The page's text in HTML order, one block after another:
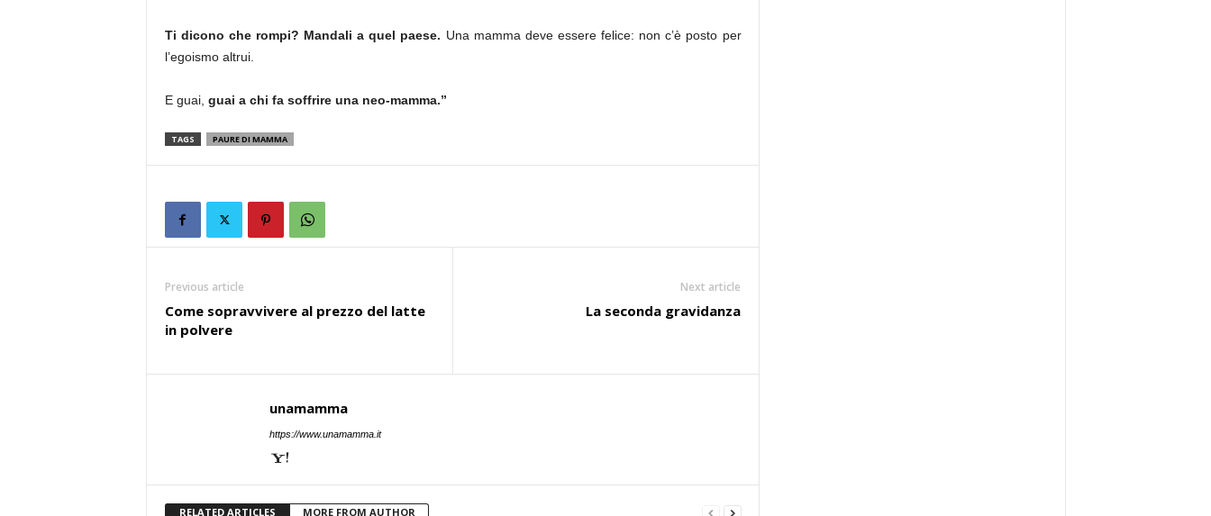
Ti dicono che rompi? Mandali a quel paese. Una mamma deve essere felice: non c’è posto per
l’egoismo altrui.
E guai, guai a chi fa soffrire una neo-mamma.”
TAGS PAURE DI MAMMA
Previous article
Come sopravvivere al prezzo del latte
in polvere
Next article
La seconda gravidanza
unamamma
https://www.unamamma.it
RELATED ARTICLES MORE FROM AUTHOR